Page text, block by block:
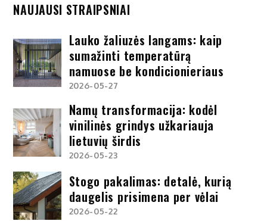
NAUJAUSI STRAIPSNIAI
Lauko žaliuzės langams: kaip
sumažinti temperatūrą
namuose be kondicionieriaus
2026-05-27
Namų transformacija: kodėl
vinilinės grindys užkariauja
lietuvių širdis
2026-05-23
Stogo pakalimas: detalė, kurią
daugelis prisimena per vėlai
2026-05-22